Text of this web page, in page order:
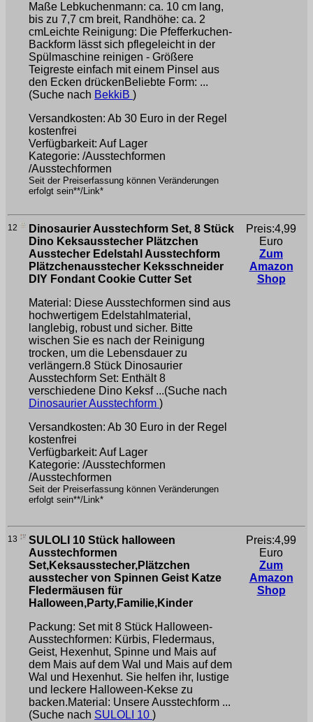
Maße Lebkuchenmann: ca. 10 cm lang,
bis zu 7,7 cm breit, Randhöhe: ca. 2
cmLeichte Reinigung: Die Pfefferkuchen-
Backform lässt sich pflegeleicht in der
Spülmaschine reinigen - Größere
Teigreste einfach mit einem Pinsel aus
den Ecken drückenBeliebte Form: ...
(Suche nach BekkiB )
Versandkosten: Ab 30 Euro in der Regel
kostenfrei
Verfügbarkeit: Auf Lager
Kategorie: /Ausstechformen
/Ausstechformen
Seit der Preiserfassung können Veränderungen
erfolgt sein**/Link*
12
Dinosaurier Ausstechform Set, 8 Stück
Dino Keksausstecher Plätzchen
Ausstecher Edelstahl Ausstechform
Plätzchenausstecher Keksschneider
DIY Fondant Cookie Cutter Set
Material: Diese Ausstechformen sind aus
hochwertigem Edelstahlmaterial,
langlebig, robust und sicher. Bitte
wischen Sie es nach der Reinigung
trocken, um die Lebensdauer zu
verlängern.8 Stück Dinosaurier
Ausstechform Set: Enthält 8
verschiedene Dino Keksf ...(Suche nach
Dinosaurier Ausstechform )
Versandkosten: Ab 30 Euro in der Regel
kostenfrei
Verfügbarkeit: Auf Lager
Kategorie: /Ausstechformen
/Ausstechformen
Seit der Preiserfassung können Veränderungen
erfolgt sein**/Link*
Preis:4,99
Euro
Zum
Amazon
Shop
13
SULOLI 10 Stück halloween
Ausstechformen
Set,Keksausstecher,Plätzchen
ausstecher von Spinnen Geist Katze
Fledermäusen für
Halloween,Party,Familie,Kinder
Packung: Set mit 8 Stück Halloween-
Ausstechformen: Kürbis, Fledermaus,
Geist, Hexenhut, Spinne und Mais auf
dem Mais auf dem Wal und Mais auf dem
Wal und Hexenhut. Sie helfen ihr, lustige
und leckere Halloween-Kekse zu
backen.Material: Unsere Ausstechform ...
(Suche nach SULOLI 10 )
Preis:4,99
Euro
Zum
Amazon
Shop